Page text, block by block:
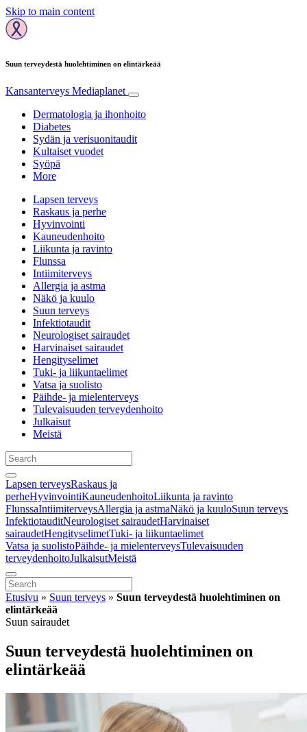
Skip to main content
Suun terveydestä huolehtiminen on elintärkeää
Kansanterveys Mediaplanet
Dermatologia ja ihonhoito
Diabetes
Sydän ja verisuonitaudit
Kultaiset vuodet
Syöpä
More
Lapsen terveys
Raskaus ja perhe
Hyvinvointi
Kauneudenhoito
Liikunta ja ravinto
Flunssa
Intiimiterveys
Allergia ja astma
Näkö ja kuulo
Suun terveys
Infektiotaudit
Neurologiset sairaudet
Harvinaiset sairaudet
Hengityselimet
Tuki- ja liikuntaelimet
Vatsa ja suolisto
Päihde- ja mielenterveys
Tulevaisuuden terveydenhoito
Julkaisut
Meistä
Lapsen terveysRaskaus ja
perheHyvinvointiKauneudenhoitoLiikunta ja ravinto
FlunssaIntiimiterveysAllergia ja astmaNäkö ja kuuloSuun terveys
InfektiotauditNeurologiset sairaudetHarvinaiset
sairaudetHengityselimetTuki- ja liikuntaelimet
Vatsa ja suolistoPäihde- ja mielenterveysTulevaisuuden
terveydenhoitoJulkaisutMeistä
Etusivu » Suun terveys » Suun terveydestä huolehtiminen on
elintärkeää
Suun sairaudet
Suun terveydestä huolehtiminen on
elintärkeää